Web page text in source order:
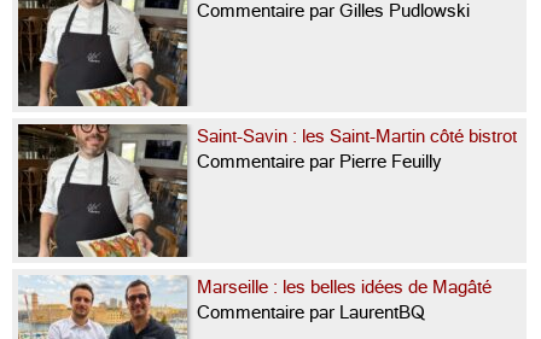
Commentaire par Gilles Pudlowski
Saint-Savin : les Saint-Martin côté bistrot
Commentaire par Pierre Feuilly
Marseille : les belles idées de Magâté
Commentaire par LaurentBQ